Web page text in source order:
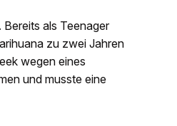
als Teenager
zu zwei Jahren
wegen eines
und musste eine